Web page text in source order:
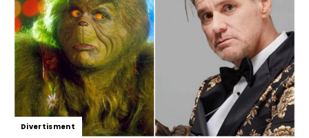
Divertisment